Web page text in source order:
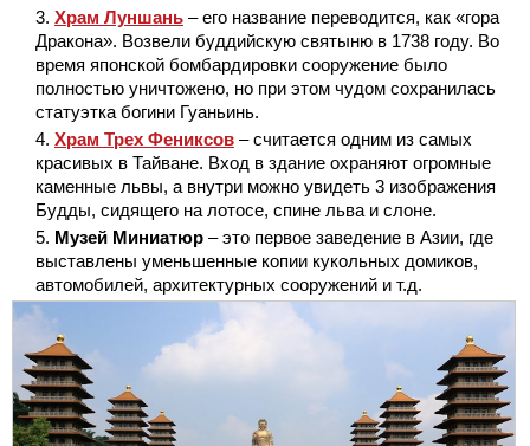
Храм Луншань – его название переводится, как «гора
Дракона». Возвели буддийскую святыню в 1738 году. Во
время японской бомбардировки сооружение было
полностью уничтожено, но при этом чудом сохранилась
статуэтка богини Гуаньинь.
Храм Трех Фениксов – считается одним из самых
красивых в Тайване. Вход в здание охраняют огромные
каменные львы, а внутри можно увидеть 3 изображения
Будды, сидящего на лотосе, спине льва и слоне.
Музей Миниатюр – это первое заведение в Азии, где
выставлены уменьшенные копии кукольных домиков,
автомобилей, архитектурных сооружений и т.д.